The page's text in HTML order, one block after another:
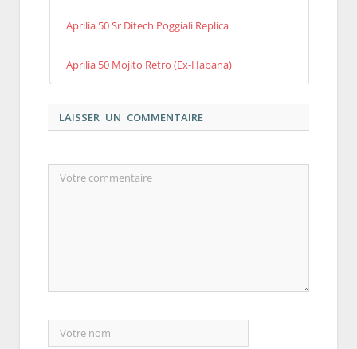
Aprilia 50 Sr Ditech Poggiali Replica
Aprilia 50 Mojito Retro (Ex-Habana)
LAISSER UN COMMENTAIRE